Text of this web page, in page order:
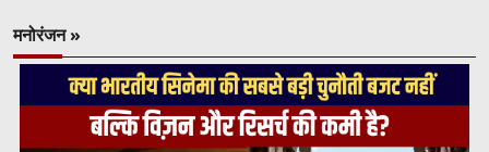
मनोरंजन »